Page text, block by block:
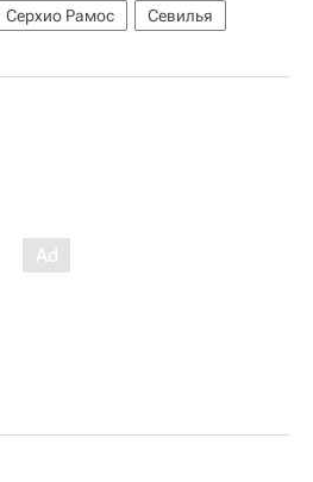
Серхио Рамос
Севилья